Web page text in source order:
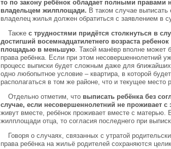
то по закону ребёнок обладает полными правами
владельцем жилплощади. В таком случае выписать
владелец жилья должен обратиться с заявлением в
Также с трудностями придётся столкнуться в
достигший восемнадцатилетнего возраста
площадью в меньшую. Такой манёвр вполне может
права ребёнка. Если при этом несовершеннолетний
процесс выписки будет сложным даже для
одно любопытное условие – квартира, в которой
располагаться в том же районе, что и текущее место
Отдельно отметим, что выписать ребёнка без
случае, если несовершеннолетний не проживает с
живут вместе, ребёнок проживает вместе с матерью.
жилплощади отца, то согласия последнего при
Говоря о случаях, связанных с утратой
права ребёнка на жильё родителей сохраняются